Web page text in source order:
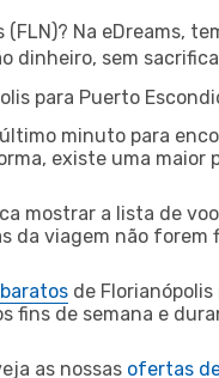
Na eDreams,
dinheiro, sem
para Puerto
minuto para
existe uma maior
mostrar a lista de
da viagem não
de
de semana e
as nossas ofertas